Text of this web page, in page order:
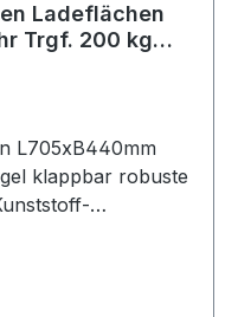
Trgf. 200 kg
L705xB440mm
klappbar robuste